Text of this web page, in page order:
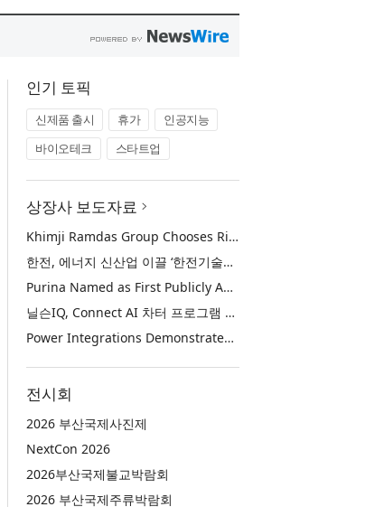
인기 토픽
신제품 출시 휴가
인공지능
바이오테크
스타트업
상장사 보도자료
Khimji Ramdas Group Chooses Rimini Street to Reduce SAP Support Costs, Protect 700+ Customizations and Reinvest Savings in Innovation
한전, 에너지 신산업 이끌 ‘한전기술지주’ 공식 출범
Purina Named as First Publicly Announced NIQ ConnectAI Charter Client
닐슨IQ, Connect AI 차터 프로그램 최초 고객사 ‘퓨리나’ 선정
Power Integrations Demonstrates World’s First 2200 V GaN Technology for Next-Era High-Voltage Power Systems
전시회
2026 부산국제사진제
NextCon 2026
2026부산국제불교박람회
2026 부산국제주류박람회